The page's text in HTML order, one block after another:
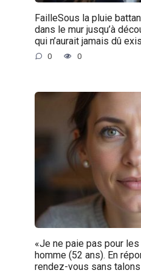
FailleSous la pluie
dans le mur jusqu’à
qui n’aurait jamais dû
0 0
«Je ne paie pas pour
homme (52 ans). En
rendez-vous sans